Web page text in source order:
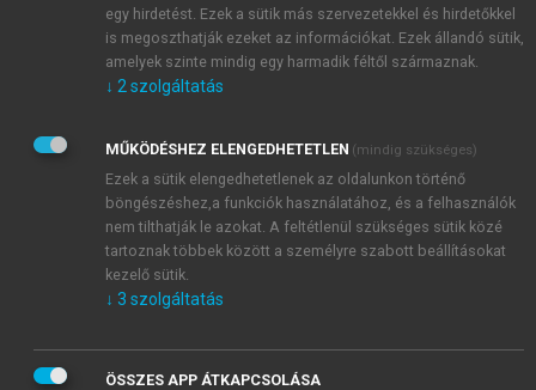
Kérek értesítést a MeRSZ újdonságairól, akcióiról.
Kérek értesítést az Akadémiai Kiadó Zrt. újdonságairól,
Adatkezelési tájékoztatóbanfoglaltakat tudomásul
veszem és elfogadom.
Általános vásárlási feltételeket, valamint a szotar.netés a
mersz.huoldalak licencszerződéseiben foglaltakat
tudomásul veszem és elfogadom.
KIPRÓBÁLOM
egy hirdetést. Ezek a sütik más szervezetekkel és hirdetőkkel
is megoszthatják ezeket az információkat. Ezek állandó sütik,
amelyek szinte mindig egy harmadik féltől származnak.
↓ 2 szolgáltatás
MŰKÖDÉSHEZ ELENGEDHETETLEN (mindig szükséges)
Ezek a sütik elengedhetetlenek az oldalunkon történő
böngészéshez,a funkciók használatához, és a felhasználók
nem tilthatják le azokat. A feltétlenül szükséges sütik közé
tartoznak többek között a személyre szabott beállításokat
kezelő sütik.
↓ 3 szolgáltatás
ÖSSZES APP ÁTKAPCSOLÁSA